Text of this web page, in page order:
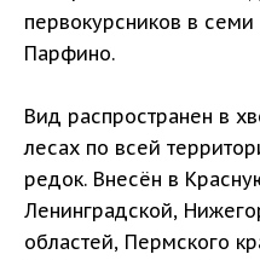
первокурсников в
Парфино.
Вид распространен в
лесах по всей
редок. Внесён в
Ленинградской,
областей, Пермского